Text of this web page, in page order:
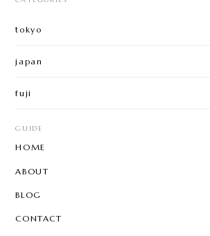
tokyo
japan
fuji
GUIDE
HOME
ABOUT
BLOG
CONTACT